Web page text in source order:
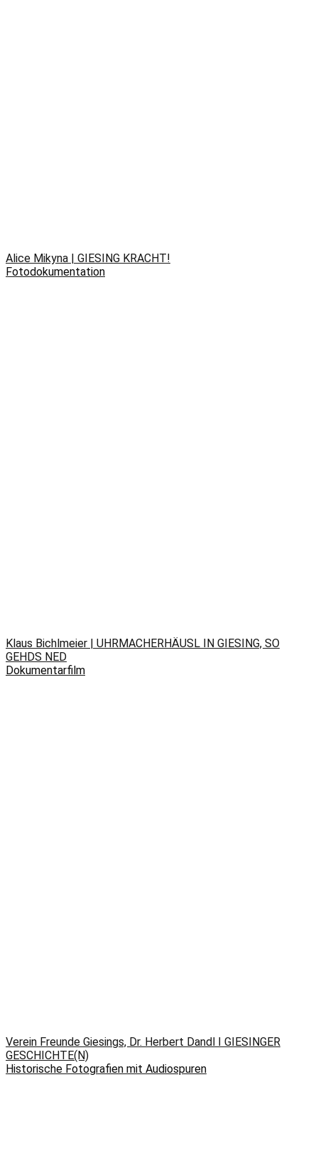
Alice Mikyna | GIESING KRACHT!
Fotodokumentation
Klaus Bichlmeier | UHRMACHERHÄUSL IN GIESING, SO
GEHDS NED
Dokumentarfilm
Verein Freunde Giesings, Dr. Herbert Dandl I GIESINGER
GESCHICHTE(N)
Historische Fotografien mit Audiospuren